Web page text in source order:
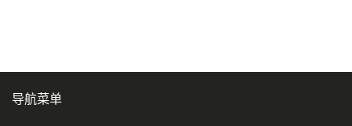
导航菜单